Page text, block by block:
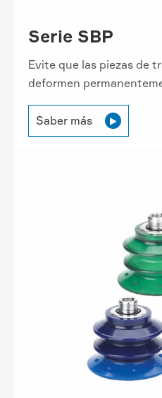
Serie SBP
Evite que las piezas de
deformen
Saber más 